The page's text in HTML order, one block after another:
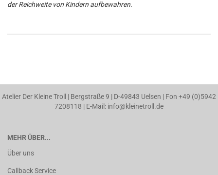
der Reichweite von Kindern aufbewahren.
Atelier Der Kleine Troll | Bergstraße 9 | D-49843 Uelsen | Fon +49 (0)5942
7208118 | E-Mail: info@kleinetroll.de
MEHR ÜBER...
Über uns
Callback Service